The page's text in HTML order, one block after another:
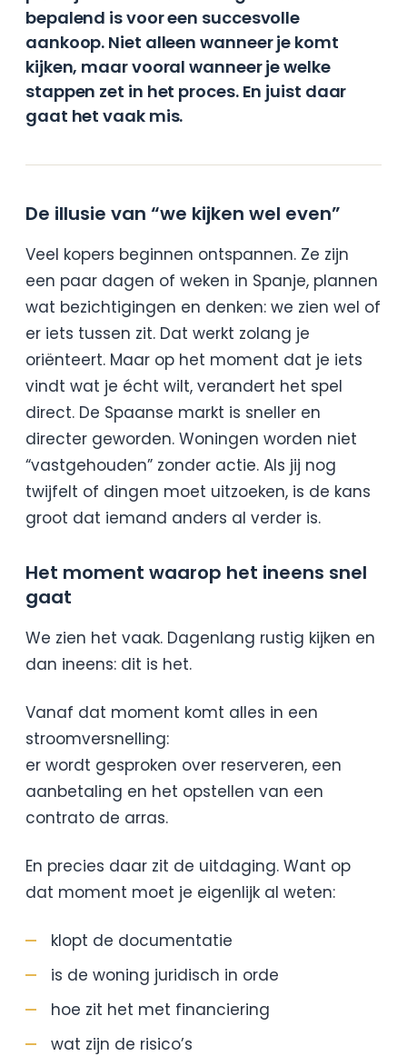
bepalend is voor een succesvolle
aankoop. Niet alleen wanneer je komt
kijken, maar vooral wanneer je welke
stappen zet in het proces. En juist daar
gaat het vaak mis.
De illusie van “we kijken wel even”
Veel kopers beginnen ontspannen. Ze zijn
een paar dagen of weken in Spanje, plannen
wat bezichtigingen en denken: we zien wel of
er iets tussen zit. Dat werkt zolang je
oriënteert. Maar op het moment dat je iets
vindt wat je écht wilt, verandert het spel
direct. De Spaanse markt is sneller en
directer geworden. Woningen worden niet
“vastgehouden” zonder actie. Als jij nog
twijfelt of dingen moet uitzoeken, is de kans
groot dat iemand anders al verder is.
Het moment waarop het ineens snel
gaat
We zien het vaak. Dagenlang rustig kijken en
dan ineens: dit is het.
Vanaf dat moment komt alles in een
stroomversnelling:
er wordt gesproken over reserveren, een
aanbetaling en het opstellen van een
contrato de arras.
En precies daar zit de uitdaging. Want op
dat moment moet je eigenlijk al weten:
klopt de documentatie
is de woning juridisch in orde
hoe zit het met financiering
wat zijn de risico’s